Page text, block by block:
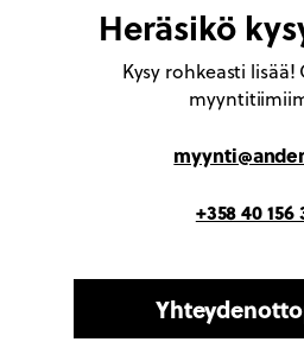
Heräsikö
Kysy rohkeasti
+358 40 156